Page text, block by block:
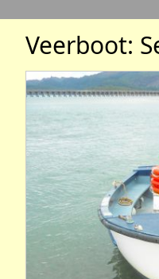
Veerboot: